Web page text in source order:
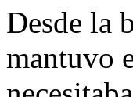
Desde la
mantuvo